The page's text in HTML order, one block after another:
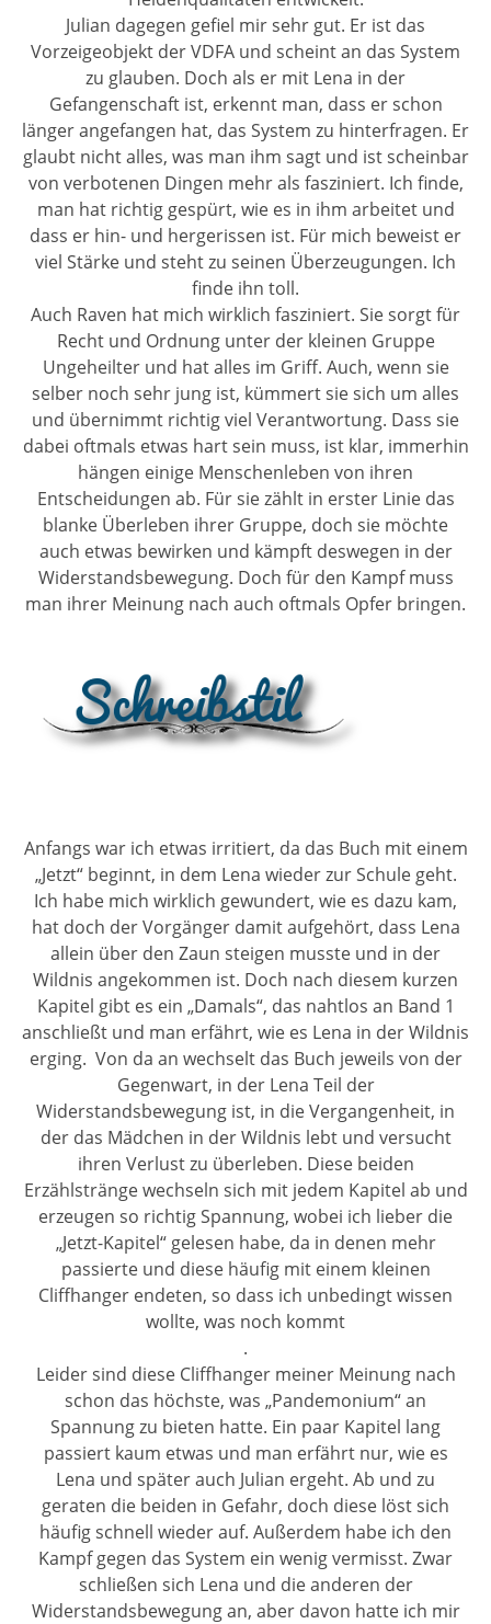
Julian dagegen gefiel mir sehr gut. Er ist das
Vorzeigeobjekt der VDFA und scheint an das System
zu glauben. Doch als er mit Lena in der
Gefangenschaft ist, erkennt man, dass er schon
länger angefangen hat, das System zu hinterfragen. Er
glaubt nicht alles, was man ihm sagt und ist scheinbar
von verbotenen Dingen mehr als fasziniert. Ich finde,
man hat richtig gespürt, wie es in ihm arbeitet und
dass er hin- und hergerissen ist. Für mich beweist er
viel Stärke und steht zu seinen Überzeugungen. Ich
finde ihn toll.
Auch Raven hat mich wirklich fasziniert. Sie sorgt für
Recht und Ordnung unter der kleinen Gruppe
Ungeheilter und hat alles im Griff. Auch, wenn sie
selber noch sehr jung ist, kümmert sie sich um alles
und übernimmt richtig viel Verantwortung. Dass sie
dabei oftmals etwas hart sein muss, ist klar, immerhin
hängen einige Menschenleben von ihren
Entscheidungen ab. Für sie zählt in erster Linie das
blanke Überleben ihrer Gruppe, doch sie möchte
auch etwas bewirken und kämpft deswegen in der
Widerstandsbewegung. Doch für den Kampf muss
man ihrer Meinung nach auch oftmals Opfer bringen.
Anfangs war ich etwas irritiert, da das Buch mit einem
„Jetzt“ beginnt, in dem Lena wieder zur Schule geht.
Ich habe mich wirklich gewundert, wie es dazu kam,
hat doch der Vorgänger damit aufgehört, dass Lena
allein über den Zaun steigen musste und in der
Wildnis angekommen ist. Doch nach diesem kurzen
Kapitel gibt es ein „Damals“, das nahtlos an Band 1
anschließt und man erfährt, wie es Lena in der Wildnis
erging. Von da an wechselt das Buch jeweils von der
Gegenwart, in der Lena Teil der
Widerstandsbewegung ist, in die Vergangenheit, in
der das Mädchen in der Wildnis lebt und versucht
ihren Verlust zu überleben. Diese beiden
Erzählstränge wechseln sich mit jedem Kapitel ab und
erzeugen so richtig Spannung, wobei ich lieber die
„Jetzt-Kapitel“ gelesen habe, da in denen mehr
passierte und diese häufig mit einem kleinen
Cliffhanger endeten, so dass ich unbedingt wissen
wollte, was noch kommt
.
Leider sind diese Cliffhanger meiner Meinung nach
schon das höchste, was „Pandemonium“ an
Spannung zu bieten hatte. Ein paar Kapitel lang
passiert kaum etwas und man erfährt nur, wie es
Lena und später auch Julian ergeht. Ab und zu
geraten die beiden in Gefahr, doch diese löst sich
häufig schnell wieder auf. Außerdem habe ich den
Kampf gegen das System ein wenig vermisst. Zwar
schließen sich Lena und die anderen der
Widerstandsbewegung an, aber davon hatte ich mir